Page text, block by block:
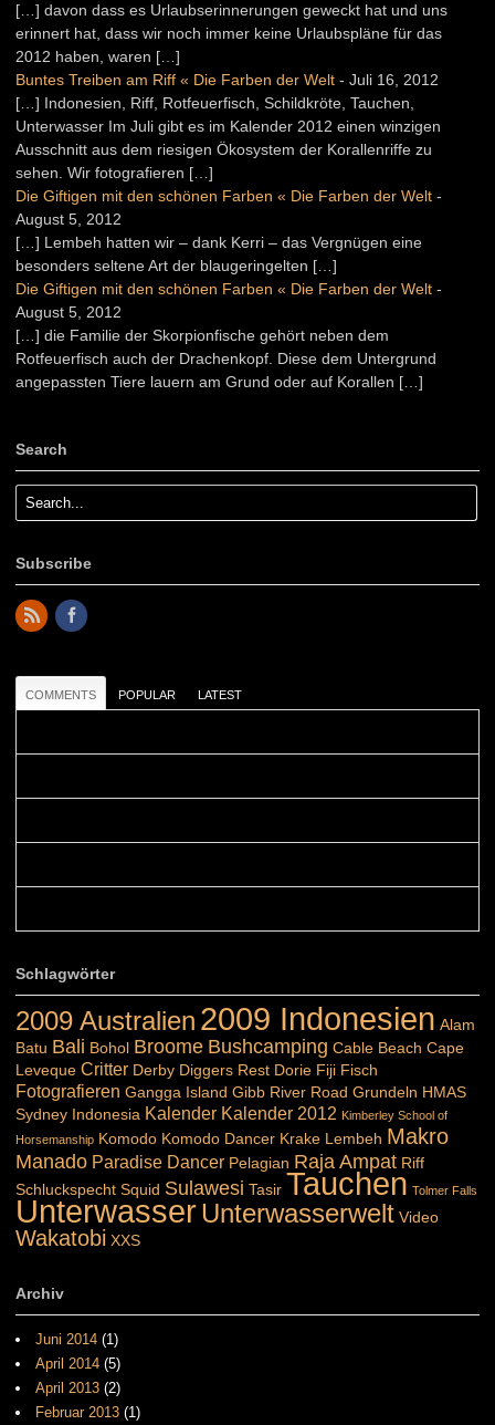
[…] davon dass es Urlaubserinnerungen geweckt hat und uns
erinnert hat, dass wir noch immer keine Urlaubspläne für das
2012 haben, waren […]
Buntes Treiben am Riff « Die Farben der Welt - Juli 16, 2012
[…] Indonesien, Riff, Rotfeuerfisch, Schildkröte, Tauchen,
Unterwasser Im Juli gibt es im Kalender 2012 einen winzigen
Ausschnitt aus dem riesigen Ökosystem der Korallenriffe zu
sehen. Wir fotografieren […]
Die Giftigen mit den schönen Farben « Die Farben der Welt -
August 5, 2012
[…] Lembeh hatten wir – dank Kerri – das Vergnügen eine
besonders seltene Art der blaugeringelten […]
Die Giftigen mit den schönen Farben « Die Farben der Welt -
August 5, 2012
[…] die Familie der Skorpionfische gehört neben dem
Rotfeuerfisch auch der Drachenkopf. Diese dem Untergrund
angepassten Tiere lauern am Grund oder auf Korallen […]
Search
Subscribe
COMMENTS POPULAR LATEST
Schlagwörter
2009 Australien 2009 Indonesien Alam
Batu Bali Bohol Broome Bushcamping Cable Beach Cape
Leveque Critter Derby Diggers Rest Dorie Fiji Fisch
Fotografieren Gangga Island Gibb River Road Grundeln HMAS
Sydney Indonesia Kalender Kalender 2012 Kimberley School of
Horsemanship Komodo Komodo Dancer Krake Lembeh Makro
Manado Paradise Dancer Pelagian Raja Ampat Riff
Schluckspecht Squid Sulawesi Tasir Tauchen Tolmer Falls
UnterwasserUnterwasserwelt Video
Wakatobi XXS
Archiv
Juni 2014 (1)
April 2014 (5)
April 2013 (2)
Februar 2013 (1)